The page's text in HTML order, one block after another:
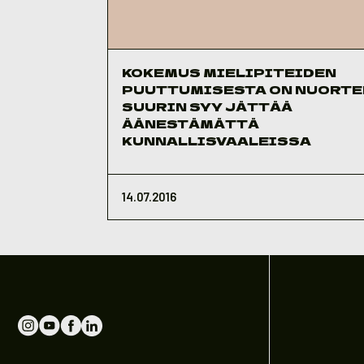
KOKEMUS MIELIPITEIDEN
PUUTTUMISESTA ON
SUURIN SYY JÄTTÄÄ
ÄÄNESTÄMÄTTÄ
KUNNALLISVAALEISSA
14.07.2016